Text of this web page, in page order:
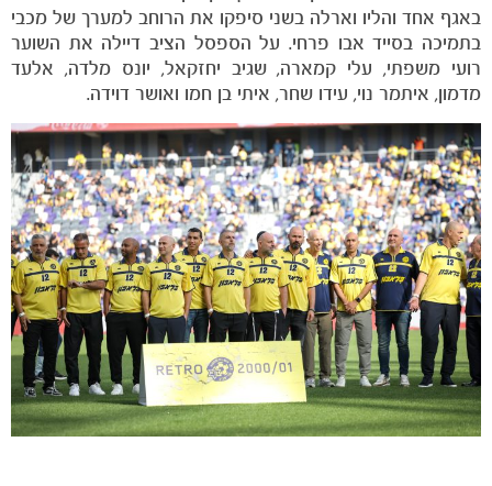
באגף אחד והליו וארלה בשני סיפקו את הרוחב למערך של מכבי
בתמיכה בסייד אבו פרחי. על הספסל הציב דיילה את השוער
רועי משפתי, עלי קמארה, שגיב יחזקאל, יונס מלדה, אלעד
מדמון, איתמר נוי, עידו שחר, איתי בן חמו ואושר דוידה.